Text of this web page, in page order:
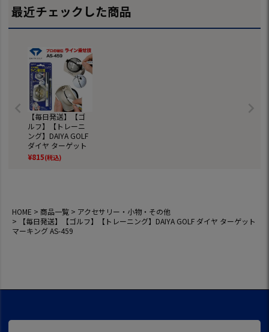
最近チェックした商品
【毎日発送】【ゴ
ルフ】【トレーニ
ング】DAIYA GOLF
ダイヤ ターゲット
マーキング AS-459
¥815(税込)
HOME 商品一覧
アクセサリー・小物・その他
【毎日発送】【ゴルフ】【トレーニング】DAIYA GOLF ダイヤ ターゲット
マーキング AS-459